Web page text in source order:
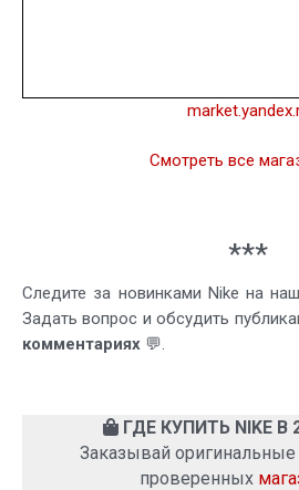
Смотреть все
***
Следите за новинками Nike на
Задать вопрос и обсудить
комментариях 💬.
ГДЕ КУПИТЬ NIKE В
Заказывай
проверенных